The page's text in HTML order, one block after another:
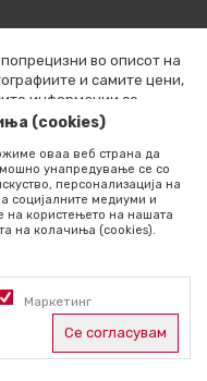
во описот на
и самите цени,
информации се
прикажани на сајтот се
можете да ја
SOFT. Сите права
(cookies)
оваа веб страна да
унапредување се со
персонализација на
социјалните медиуми и
на користењето на нашата
на колачиња (cookies).
Маркетинг
Се согласувам